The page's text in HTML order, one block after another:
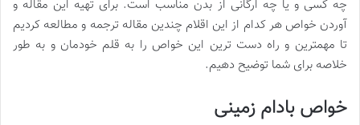
چه کسی و یا چه ارگانی از بدن مناسب است. برای تهیه این مقاله و
آوردن خواص هر کدام از این اقلام چندین مقاله ترجمه و مطالعه کردیم
تا مهمترین و راه دست ترین این خواص را به قلم خودمان و به طور
خلاصه برای شما توضیح دهیم.
خواص بادام زمینی